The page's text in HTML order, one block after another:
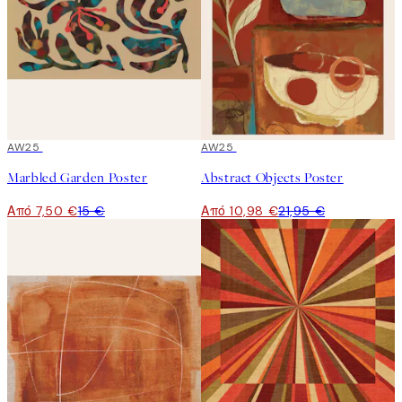
50%*
AW25
Marbled Garden Poster
Από 7,50 €15 €
50%*
AW25
Abstract Objects Poster
Από 10,98 €21,95 €